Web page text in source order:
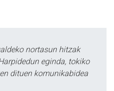
nortasun hitzak
eginda, tokiko
dituen komunikabidea